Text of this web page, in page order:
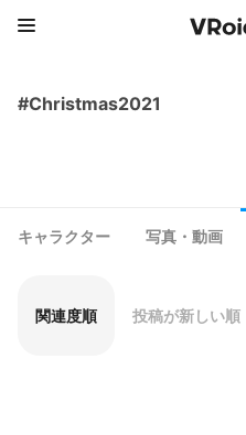
#Christmas2021
キャラクター 写真・動画
関連度順 投稿が新しい順